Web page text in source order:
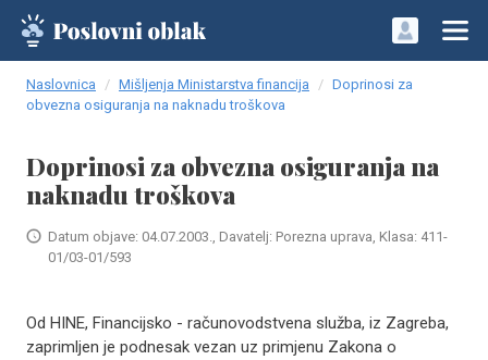
Naslovnica Mišljenja Ministarstva financija
Doprinosi za
obvezna osiguranja na naknadu troškova
Doprinosi za obvezna osiguranja na
naknadu troškova
Datum objave: 04.07.2003., Davatelj: Porezna uprava, Klasa: 411-
01/03-01/593
Od HINE, Financijsko - računovodstvena služba, iz Zagreba,
zaprimljen je podnesak vezan uz primjenu Zakona o